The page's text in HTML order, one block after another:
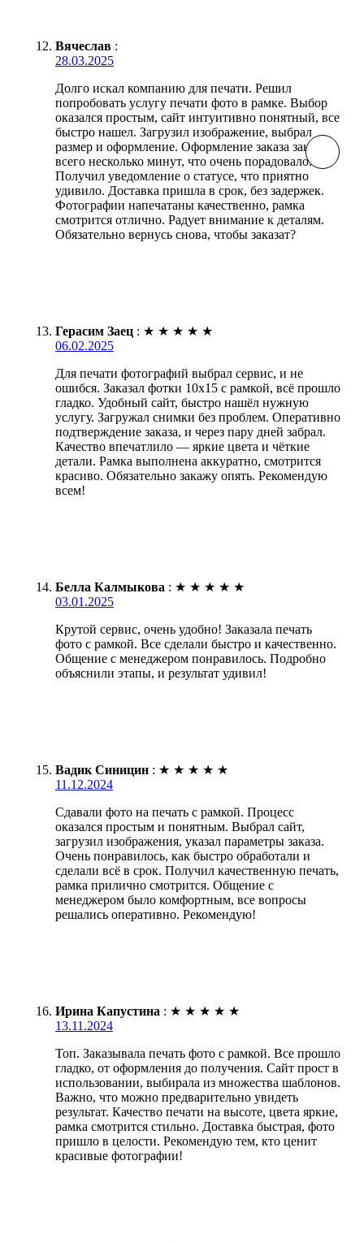
Вячеслав :
28.03.2025
Долго искал компанию для печати. Решил
попробовать услугу печати фото в рамке. Выбор
оказался простым, сайт интуитивно понятный, все
быстро нашел. Загрузил изображение, выбрал
размер и оформление. Оформление заказа заняло
всего несколько минут, что очень порадовало.
Получил уведомление о статусе, что приятно
удивило. Доставка пришла в срок, без задержек.
Фотографии напечатаны качественно, рамка
смотрится отлично. Радует внимание к деталям.
Обязательно вернусь снова, чтобы заказат?
Герасим Заец : ★ ★ ★ ★ ★
06.02.2025
Для печати фотографий выбрал сервис, и не
ошибся. Заказал фотки 10х15 с рамкой, всё прошло
гладко. Удобный сайт, быстро нашёл нужную
услугу. Загружал снимки без проблем. Оперативно
подтверждение заказа, и через пару дней забрал.
Качество впечатлило — яркие цвета и чёткие
детали. Рамка выполнена аккуратно, смотрится
красиво. Обязательно закажу опять. Рекомендую
всем!
Белла Калмыкова : ★ ★ ★ ★ ★
03.01.2025
Крутой сервис, очень удобно! Заказала печать
фото с рамкой. Все сделали быстро и качественно.
Общение с менеджером понравилось. Подробно
объяснили этапы, и результат удивил!
Вадик Синицин : ★ ★ ★ ★ ★
11.12.2024
Сдавали фото на печать с рамкой. Процесс
оказался простым и понятным. Выбрал сайт,
загрузил изображения, указал параметры заказа.
Очень понравилось, как быстро обработали и
сделали всё в срок. Получил качественную печать,
рамка прилично смотрится. Общение с
менеджером было комфортным, все вопросы
решались оперативно. Рекомендую!
Ирина Капустина : ★ ★ ★ ★ ★
13.11.2024
Топ. Заказывала печать фото с рамкой. Все прошло
гладко, от оформления до получения. Сайт прост в
использовании, выбирала из множества шаблонов.
Важно, что можно предварительно увидеть
результат. Качество печати на высоте, цвета яркие,
рамка смотрится стильно. Доставка быстрая, фото
пришло в целости. Рекомендую тем, кто ценит
красивые фотографии!